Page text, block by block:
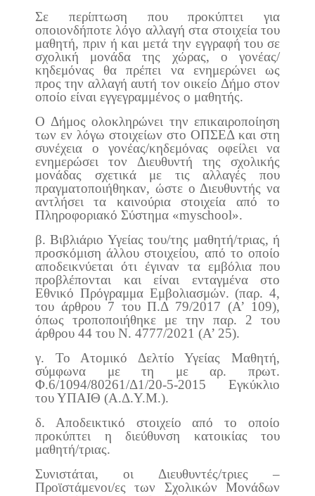
Σε περίπτωση που προκύπτει για
οποιονδήποτε λόγο αλλαγή στα στοιχεία του
μαθητή, πριν ή και μετά την εγγραφή του σε
σχολική μονάδα της χώρας, ο γονέας/
κηδεμόνας θα πρέπει να ενημερώνει ως
προς την αλλαγή αυτή τον οικείο Δήμο στον
οποίο είναι εγγεγραμμένος ο μαθητής.
Ο Δήμος ολοκληρώνει την επικαιροποίηση
των εν λόγω στοιχείων στο ΟΠΣΕΔ και στη
συνέχεια ο γονέας/κηδεμόνας οφείλει να
ενημερώσει τον Διευθυντή της σχολικής
μονάδας σχετικά με τις αλλαγές που
πραγματοποιήθηκαν, ώστε ο Διευθυντής να
αντλήσει τα καινούρια στοιχεία από το
Πληροφοριακό Σύστημα «myschool».
β. Βιβλιάριο Υγείας του/της μαθητή/τριας, ή
προσκόμιση άλλου στοιχείου, από το οποίο
αποδεικνύεται ότι έγιναν τα εμβόλια που
προβλέπονται και είναι ενταγμένα στο
Εθνικό Πρόγραμμα Εμβολιασμών. (παρ. 4,
του άρθρου 7 του Π.Δ 79/2017 (Α’ 109),
όπως τροποποιήθηκε με την παρ. 2 του
άρθρου 44 του Ν. 4777/2021 (Α’ 25).
γ. Το Ατομικό Δελτίο Υγείας Μαθητή,
σύμφωνα με τη με αρ. πρωτ.
Φ.6/1094/80261/Δ1/20-5-2015 Εγκύκλιο
του ΥΠΑΙΘ (Α.Δ.Υ.Μ.).
δ. Αποδεικτικό στοιχείο από το οποίο
προκύπτει η διεύθυνση κατοικίας του
μαθητή/τριας.
Συνιστάται, οι Διευθυντές/τριες –
Προϊστάμενοι/ες των Σχολικών Μονάδων